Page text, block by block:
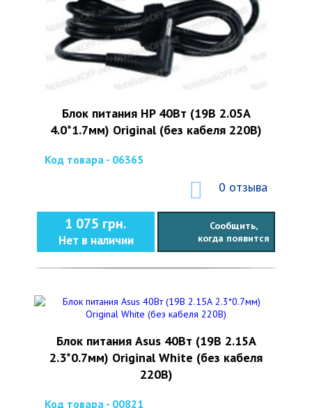
Блок питания HP 40Вт (19В 2.05А
4.0*1.7мм) Original (без кабеля 220В)
Код товара - 06365
0 отзыва
1 075 грн.
Нет в наличии
Сообщить,
когда появится
Блок питания Asus 40Вт (19В 2.15А
2.3*0.7мм) Original White (без кабеля
220В)
Код товара - 00821